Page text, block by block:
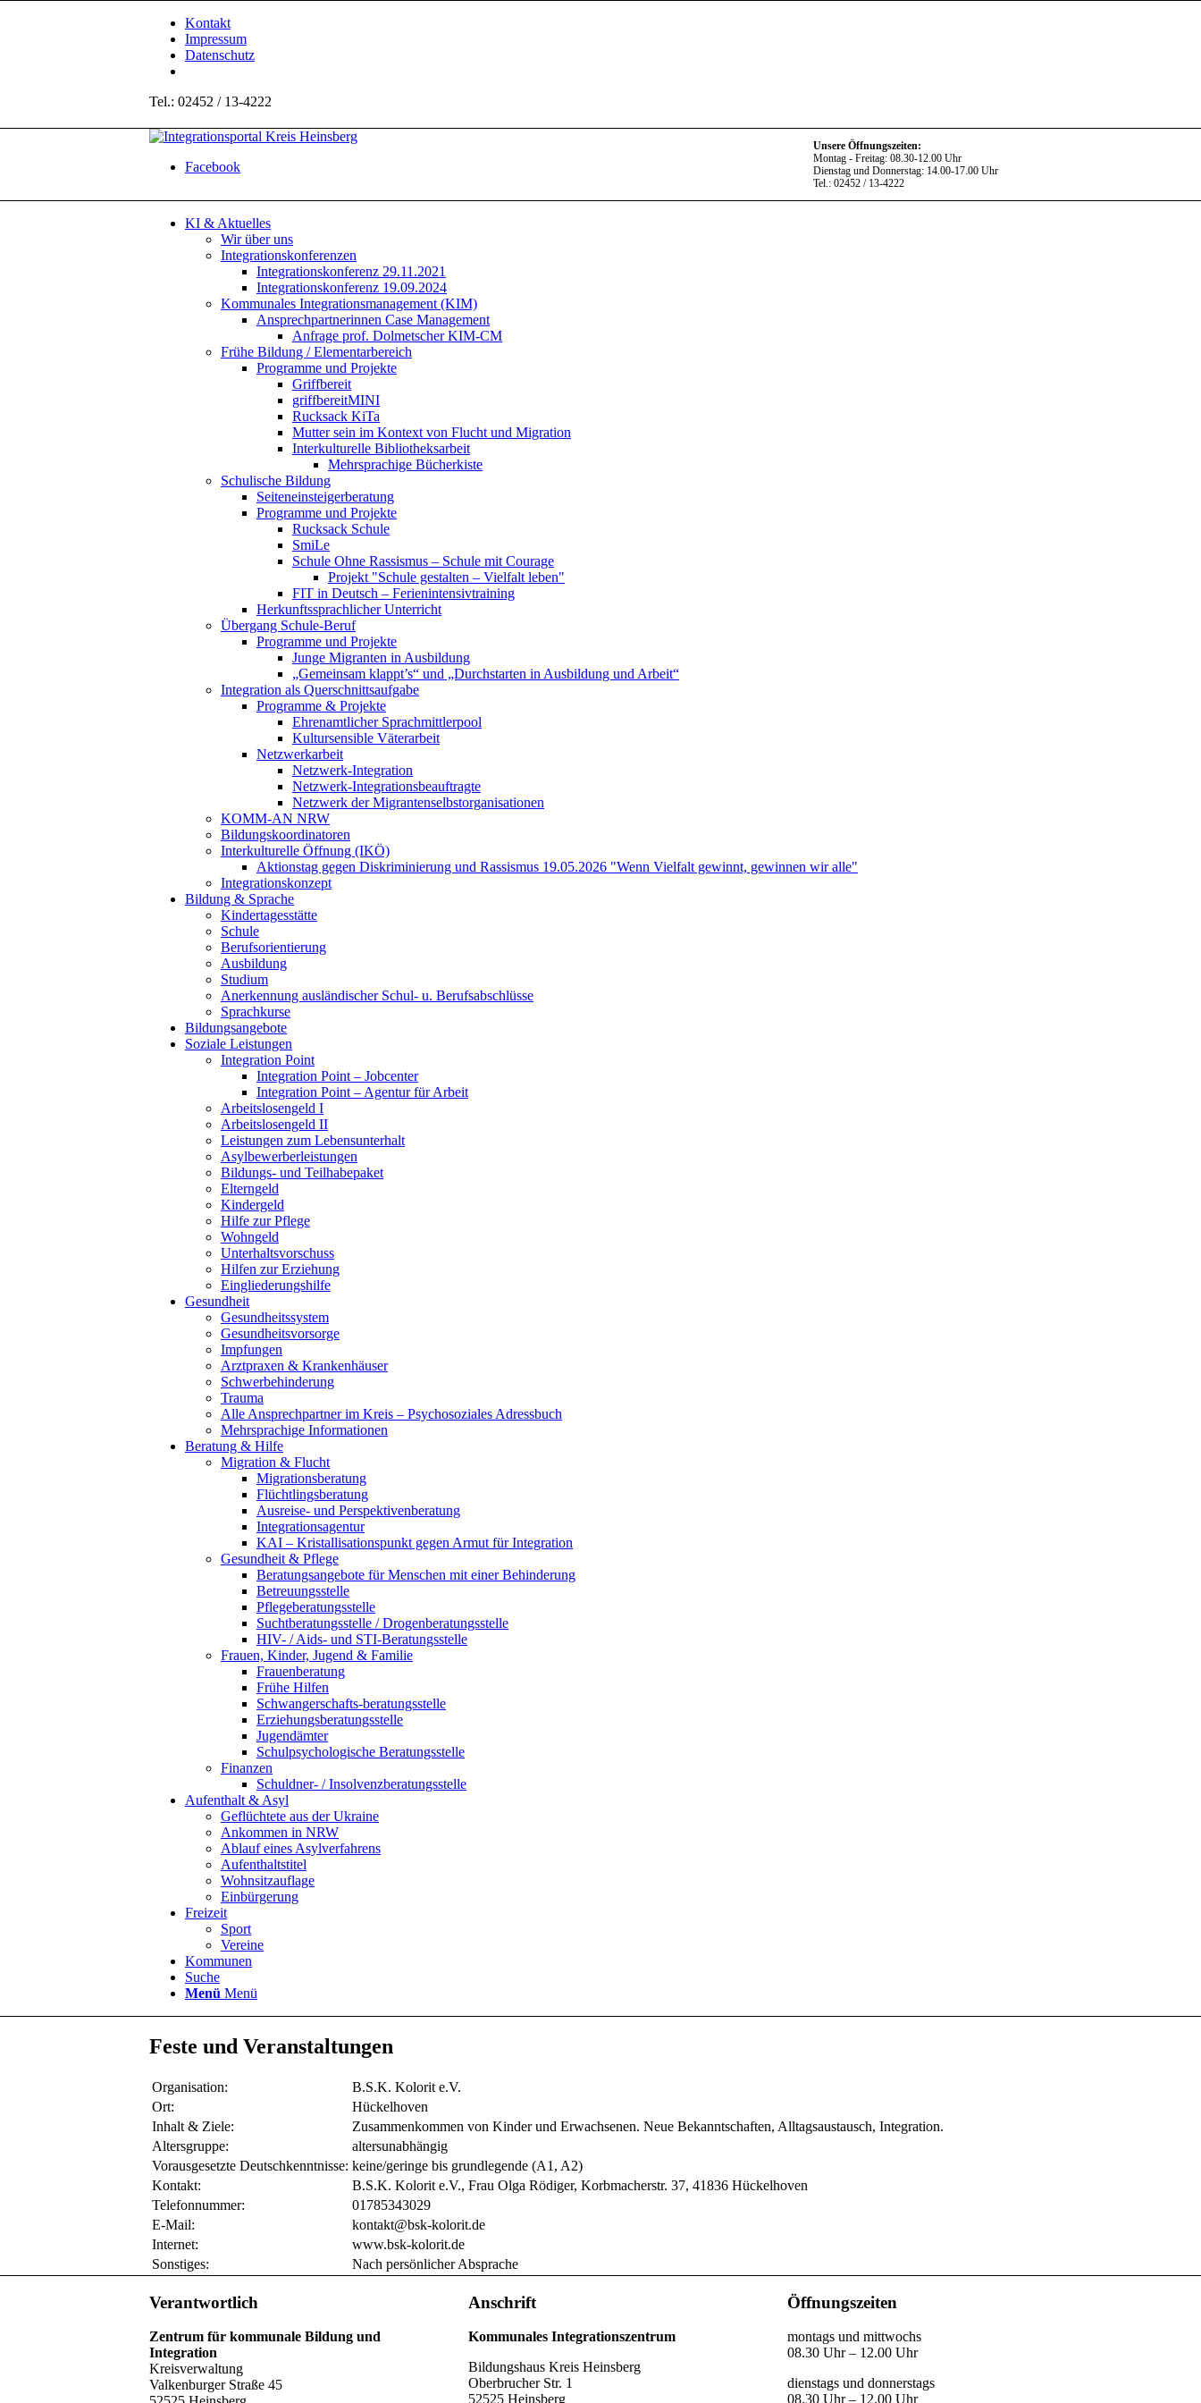
Kontakt
Impressum
Datenschutz
Tel.: 02452 / 13-4222
Unsere Öffnungszeiten:
Montag - Freitag: 08.30-12.00 Uhr
Dienstag und Donnerstag: 14.00-17.00 Uhr
Tel.: 02452 / 13-4222
Facebook
KI & Aktuelles
Wir über uns
Integrationskonferenzen
Integrationskonferenz 29.11.2021
Integrationskonferenz 19.09.2024
Kommunales Integrationsmanagement (KIM)
Ansprechpartnerinnen Case Management
Anfrage prof. Dolmetscher KIM-CM
Frühe Bildung / Elementarbereich
Programme und Projekte
Griffbereit
griffbereitMINI
Rucksack KiTa
Mutter sein im Kontext von Flucht und Migration
Interkulturelle Bibliotheksarbeit
Mehrsprachige Bücherkiste
Schulische Bildung
Seiteneinsteigerberatung
Programme und Projekte
Rucksack Schule
SmiLe
Schule Ohne Rassismus – Schule mit Courage
Projekt "Schule gestalten – Vielfalt leben"
FIT in Deutsch – Ferienintensivtraining
Herkunftssprachlicher Unterricht
Übergang Schule-Beruf
Programme und Projekte
Junge Migranten in Ausbildung
„Gemeinsam klappt’s“ und „Durchstarten in Ausbildung und Arbeit“
Integration als Querschnittsaufgabe
Programme & Projekte
Ehrenamtlicher Sprachmittlerpool
Kultursensible Väterarbeit
Netzwerkarbeit
Netzwerk-Integration
Netzwerk-Integrationsbeauftragte
Netzwerk der Migrantenselbstorganisationen
KOMM-AN NRW
Bildungskoordinatoren
Interkulturelle Öffnung (IKÖ)
Aktionstag gegen Diskriminierung und Rassismus 19.05.2026 "Wenn Vielfalt gewinnt, gewinnen wir alle"
Integrationskonzept
Bildung & Sprache
Kindertagesstätte
Schule
Berufsorientierung
Ausbildung
Studium
Anerkennung ausländischer Schul- u. Berufsabschlüsse
Sprachkurse
Bildungsangebote
Soziale Leistungen
Integration Point
Integration Point – Jobcenter
Integration Point – Agentur für Arbeit
Arbeitslosengeld I
Arbeitslosengeld II
Leistungen zum Lebensunterhalt
Asylbewerberleistungen
Bildungs- und Teilhabepaket
Elterngeld
Kindergeld
Hilfe zur Pflege
Wohngeld
Unterhaltsvorschuss
Hilfen zur Erziehung
Eingliederungshilfe
Gesundheit
Gesundheitssystem
Gesundheitsvorsorge
Impfungen
Arztpraxen & Krankenhäuser
Schwerbehinderung
Trauma
Alle Ansprechpartner im Kreis – Psychosoziales Adressbuch
Mehrsprachige Informationen
Beratung & Hilfe
Migration & Flucht
Migrationsberatung
Flüchtlingsberatung
Ausreise- und Perspektivenberatung
Integrationsagentur
KAI – Kristallisationspunkt gegen Armut für Integration
Gesundheit & Pflege
Beratungsangebote für Menschen mit einer Behinderung
Betreuungsstelle
Pflegeberatungsstelle
Suchtberatungsstelle / Drogenberatungsstelle
HIV- / Aids- und STI-Beratungsstelle
Frauen, Kinder, Jugend & Familie
Frauenberatung
Frühe Hilfen
Schwangerschafts-beratungsstelle
Erziehungsberatungsstelle
Jugendämter
Schulpsychologische Beratungsstelle
Finanzen
Schuldner- / Insolvenzberatungsstelle
Aufenthalt & Asyl
Geflüchtete aus der Ukraine
Ankommen in NRW
Ablauf eines Asylverfahrens
Aufenthaltstitel
Wohnsitzauflage
Einbürgerung
Freizeit
Sport
Vereine
Kommunen
Suche
Menü Menü
Feste und Veranstaltungen
Organisation:
B.S.K. Kolorit e.V.
Ort:
Hückelhoven
Inhalt & Ziele:
Zusammenkommen von Kinder und Erwachsenen. Neue Bekanntschaften, Alltagsaustausch, Integration.
Altersgruppe:
altersunabhängig
Vorausgesetzte Deutschkenntnisse: keine/geringe bis grundlegende (A1, A2)
Kontakt:
B.S.K. Kolorit e.V., Frau Olga Rödiger, Korbmacherstr. 37, 41836 Hückelhoven
Telefonnummer:
01785343029
E-Mail:
kontakt@bsk-kolorit.de
Internet:
www.bsk-kolorit.de
Sonstiges:
Nach persönlicher Absprache
Verantwortlich
Zentrum für kommunale Bildung und
Integration
Kreisverwaltung
Valkenburger Straße 45
Anschrift
Kommunales Integrationszentrum
Bildungshaus Kreis Heinsberg
Oberbrucher Str. 1
52525 Heinsberg
Öffnungszeiten
montags und mittwochs
08.30 Uhr – 12.00 Uhr
dienstags und donnerstags
08.30 Uhr – 12.00 Uhr